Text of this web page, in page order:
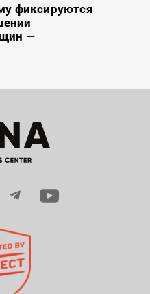
фиксируются
—